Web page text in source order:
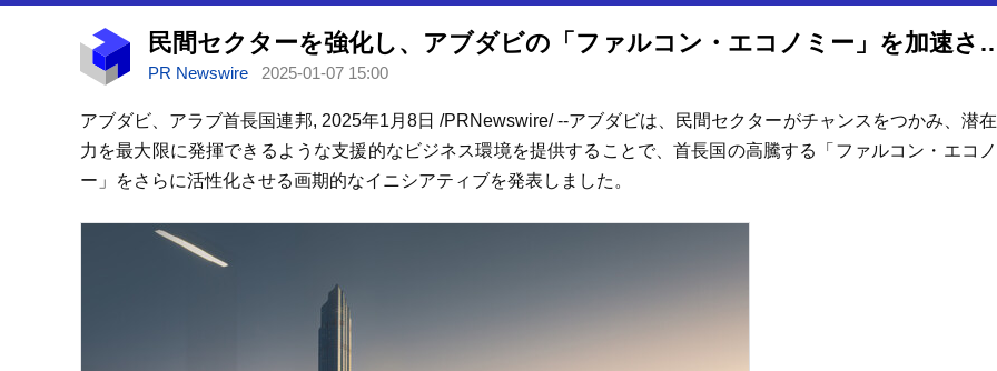
民間セクターを強化し、アブダビの「ファルコン
PR Newswire 2025-01-07 15:00
アブダビ、アラブ首長国連邦, 2025年1月8日 /PRNewswire/ --アブダビは、民間セクターがチャンスをつかみ、潜
力を最大限に発揮できるような支援的なビジネス環境を提供することで、首長国の高騰する「ファルコン・エコノ
ー」をさらに活性化させる画期的なイニシアティブを発表しました。